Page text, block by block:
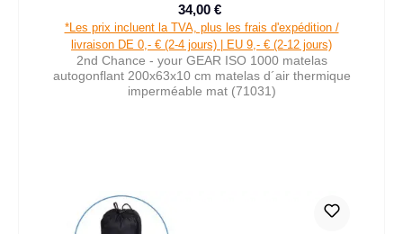
Prix de vente :
34,00 €
*Les prix incluent la TVA, plus les frais d'expédition /
livraison DE 0,- € (2-4 jours) | EU 9,- € (2-12 jours)
2nd Chance - your GEAR ISO 1000 matelas
autogonflant 200x63x10 cm matelas d´air thermique
imperméable mat (71031)